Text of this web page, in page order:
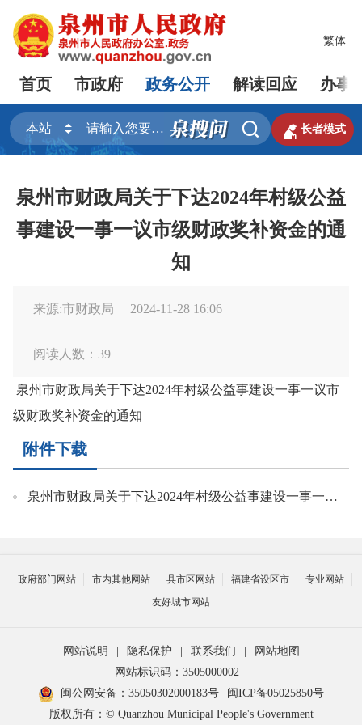
繁体
首页 市政府 政务公开 解读回应 办事
  长者模式
泉州市财政局关于下达2024年村级公益
事建设一事一议市级财政奖补资金的通
知
来源:市财政局 2024-11-28 16:06
阅读人数： 39
泉州市财政局关于下达2024年村级公益事建设一事一议市
级财政奖补资金的通知
附件下载
泉州市财政局关于下达2024年村级公益事建设一事一议市级财政奖补资金的通知.pdf
政府部门网站 市内其他网站 县市区网站 福建省设区市
专业网站
友好城市网站
网站说明 隐私保护 联系我们
网站地图
网站标识码：3505000002
闽公网安备：35050302000183号
闽ICP备05025850号
版权所有：© Quanzhou Municipal People's Government